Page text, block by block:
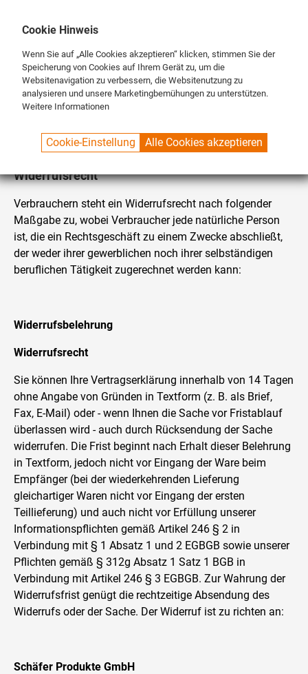
SPUELBOY.DE CONTACT WIDERRUFSRECHT
Widerrufsrecht
Verbrauchern steht ein Widerrufsrecht nach folgender
Maßgabe zu, wobei Verbraucher jede natürliche Person
ist, die ein Rechtsgeschäft zu einem Zwecke abschließt,
der weder ihrer gewerblichen noch ihrer selbständigen
beruflichen Tätigkeit zugerechnet werden kann:
Widerrufsbelehrung
Widerrufsrecht
Sie können Ihre Vertragserklärung innerhalb von 14 Tagen
ohne Angabe von Gründen in Textform (z. B. als Brief,
Fax, E-Mail) oder - wenn Ihnen die Sache vor Fristablauf
überlassen wird - auch durch Rücksendung der Sache
widerrufen. Die Frist beginnt nach Erhalt dieser Belehrung
in Textform, jedoch nicht vor Eingang der Ware beim
Empfänger (bei der wiederkehrenden Lieferung
gleichartiger Waren nicht vor Eingang der ersten
Teillieferung) und auch nicht vor Erfüllung unserer
Informationspflichten gemäß Artikel 246 § 2 in
Verbindung mit § 1 Absatz 1 und 2 EGBGB sowie unserer
Pflichten gemäß § 312g Absatz 1 Satz 1 BGB in
Verbindung mit Artikel 246 § 3 EGBGB. Zur Wahrung der
Widerrufsfrist genügt die rechtzeitige Absendung des
Widerrufs oder der Sache. Der Widerruf ist zu richten an:
Schäfer Produkte GmbH
Cookie Hinweis
Wenn Sie auf „Alle Cookies akzeptieren“ klicken, stimmen Sie der
Speicherung von Cookies auf Ihrem Gerät zu, um die
Websitenavigation zu verbessern, die Websitenutzung zu
analysieren und unsere Marketingbemühungen zu unterstützen.
Weitere Informationen
Cookie-Einstellung Alle Cookies akzeptieren